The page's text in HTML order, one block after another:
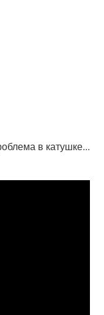
в катушке...